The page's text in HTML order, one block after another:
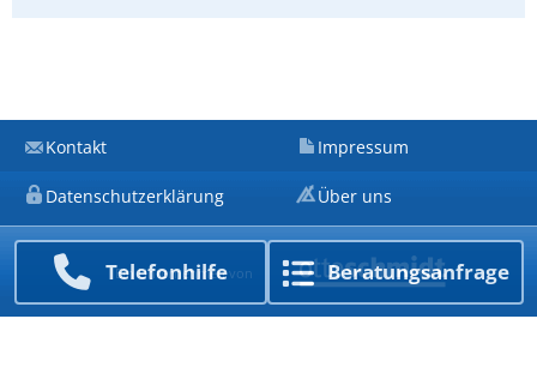
Telefon­hilfe Beratungs­anfrage
Kontakt Impressum
Datenschutzerklärung Über uns
Ein Unternehmen von